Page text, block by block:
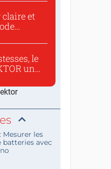
et
le
un
Mesurer les
batteries avec